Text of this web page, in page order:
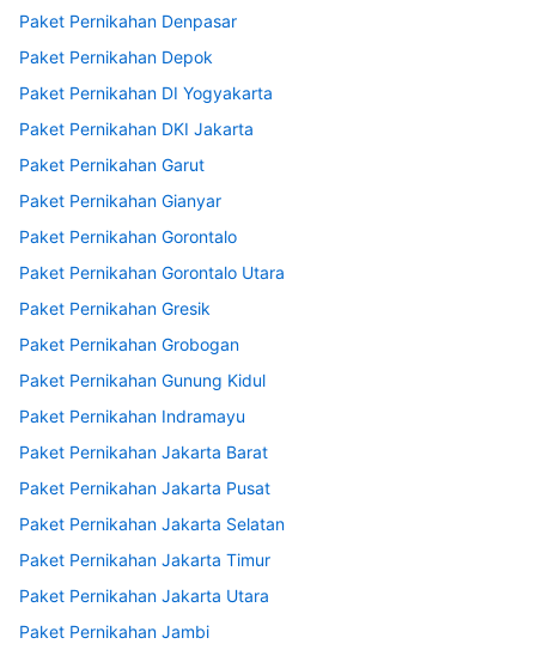
Paket Pernikahan Denpasar
Paket Pernikahan Depok
Paket Pernikahan DI Yogyakarta
Paket Pernikahan DKI Jakarta
Paket Pernikahan Garut
Paket Pernikahan Gianyar
Paket Pernikahan Gorontalo
Paket Pernikahan Gorontalo Utara
Paket Pernikahan Gresik
Paket Pernikahan Grobogan
Paket Pernikahan Gunung Kidul
Paket Pernikahan Indramayu
Paket Pernikahan Jakarta Barat
Paket Pernikahan Jakarta Pusat
Paket Pernikahan Jakarta Selatan
Paket Pernikahan Jakarta Timur
Paket Pernikahan Jakarta Utara
Paket Pernikahan Jambi